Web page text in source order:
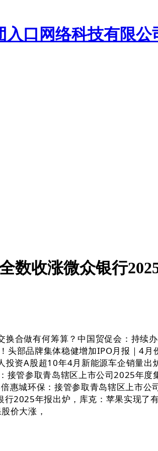
数收涨微众银行
合做有何筹算？中国贸促会：持续
头部品牌集体稳健增加IPO月报｜4
投资A股超10年4月新能源车企销量
接管参取青岛辖区上市公司2025年
惠城环保：接管参取青岛辖区上市
2025年报出炉，库克：苹果实现
价大涨，